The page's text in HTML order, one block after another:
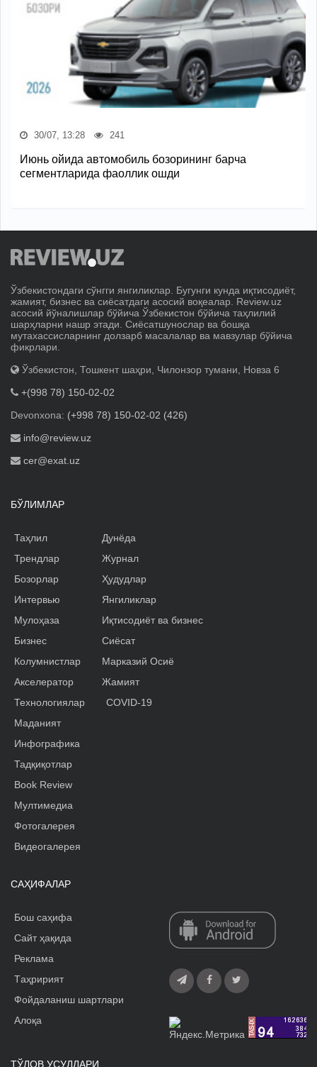
30/07, 13:28 241
Июнь ойида автомобиль бозорининг барча
сегментларида фаоллик ошди
Ўзбекистондаги сўнгги янгиликлар. Бугунги кунда иқтисодиёт,
жамият, бизнес ва сиёсатдаги асосий воқеалар. Review.uz
асосий йўналишлар бўйича Ўзбекистон бўйича таҳлилий
шарҳларни нашр этади. Сиёсатшунослар ва бошқа
мутахассисларнинг долзарб масалалар ва мавзулар бўйича
фикрлари.
Ўзбекистон, Тошкент шаҳри, Чилонзор тумани, Новза 6
+(998 78) 150-02-02
Devonxona: (+998 78) 150-02-02 (426)
info@review.uz
cer@exat.uz
БЎЛИМЛАР
Таҳлил
Трендлар
Бозорлар
Интервью
Мулоҳаза
Бизнес
Колумнистлар
Акселератор
Дунёда
Журнал
Ҳудудлар
Янгиликлар
Иқтисодиёт ва бизнес
Сиёсат
Марказий Осиё
Жамият
Технологиялар
Маданият
Инфографика
Тадқиқотлар
Book Review
Мултимедиа
Фотогалерея
Видеогалерея
COVID-19
САҲИФАЛАР
Бош саҳифа
Сайт ҳақида
Реклама
Tаҳририят
Фойдаланиш шартлари
Алоқа
ТЎЛОВ УСУЛЛАРИ